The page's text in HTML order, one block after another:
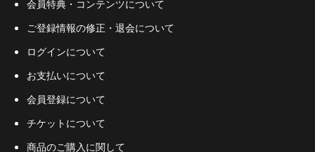
会員特典・コンテンツについて
ご登録情報の修正・退会について
ログインについて
お支払いについて
会員登録について
チケットについて
商品のご購入に関して